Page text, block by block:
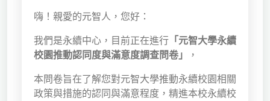
通識教學部
獨立學術單位
嗨！親愛的元智人，您好：
我們是永續中心，目前正在進行 「元智大學永續
校園推動認同度與滿意度調查問卷」
，
本問卷旨在了解您對元智大學推動永續校園相關
政策與措施的認同與滿意程度，精進本校永續校